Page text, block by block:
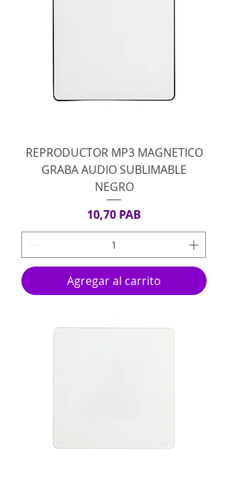
REPRODUCTOR MP3 MAGNETICO
GRABA AUDIO SUBLIMABLE
NEGRO
Precio
10,70 PAB
Agregar al carrito